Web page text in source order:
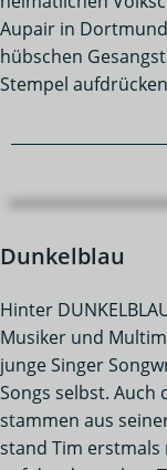
Aupair in
hübschen
Stempel
Dunkelblau
Hinter
Musiker und
junge Singer
Songs selbst. Auch
stammen aus
stand Tim erstmals